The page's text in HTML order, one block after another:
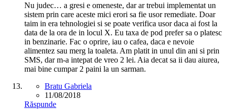
Nu judec… a gresi e omeneste, dar ar trebui implementat un
sistem prin care aceste mici erori sa fie usor remediate. Doar
taim in era tehnologiei si se poate verifica usor daca ai fost la
data de la ora de in locul X. Eu taxa de pod prefer sa o platesc
in benzinarie. Fac o oprire, iau o cafea, daca e nevoie
alimentez sau merg la toaleta. Am platit in unul din ani si prin
SMS, dar m-a intepat de vreo 2 lei. Aia decat sa ii dau aiurea,
mai bine cumpar 2 paini la un sarman.
Bratu Gabriela
11/08/2018
Răspunde